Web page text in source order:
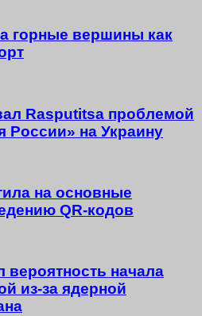
горные вершины как
Rasputitsа проблемой
России» на Украину
на основные
QR-кодов
вероятность начала
из-за ядерной